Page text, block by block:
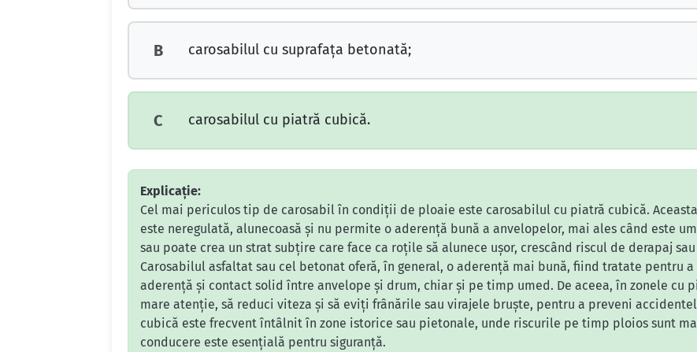
B carosabilul cu suprafaţa betonată;
C carosabilul cu piatră cubică.
Explicație:
Cel mai periculos tip de carosabil în condiții de ploaie este carosabilul cu piatră cubică.
este neregulată, alunecoasă și nu permite o aderență bună a anvelopelor, mai ales când este
sau poate crea un strat subțire care face ca roțile să alunece ușor, crescând riscul de derapaj
Carosabilul asfaltat sau cel betonat oferă, în general, o aderență mai bună, fiind tratate pentru a
aderență și contact solid între anvelope și drum, chiar și pe timp umed. De aceea, în zonele cu
mare atenție, să reduci viteza și să eviți frânările sau virajele bruște, pentru a preveni
cubică este frecvent întâlnit în zone istorice sau pietonale, unde riscurile pe timp ploios sunt
conducere este esențială pentru siguranță.